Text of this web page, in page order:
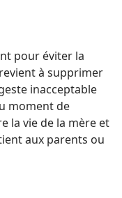
pour éviter la
à supprimer
inacceptable
moment de
la vie de la mère et
aux parents ou